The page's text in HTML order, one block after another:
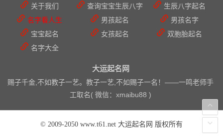
关于我们 查询宝宝生辰八字
生辰八字起名
名字看人生
男孩起名
男孩名字
宝宝起名
女孩起名
双胞胎起名
名字大全
大运起名网
赐子千金,不如教子一艺。教子一艺,不如赐子一名！——一鸣老师手
工取名( 微信：xmaibu88 )
© 2009-2050 www.t61.net 大运起名网 版权所有